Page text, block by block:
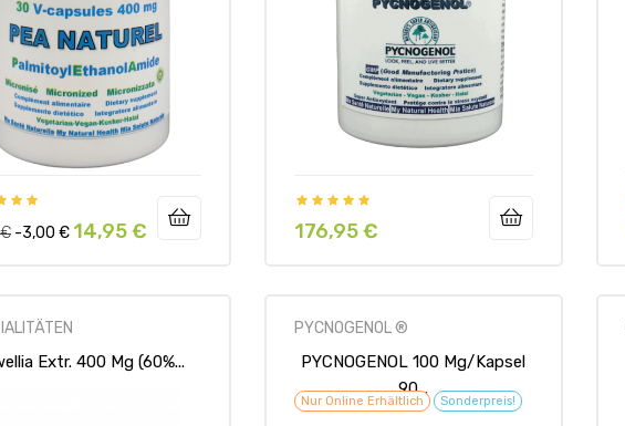
€ -3,00 € Preis
14,95 € Preis
176,95 €
Extr. 400 Mg (60%...
PYCNOGENOL ®
PYCNOGENOL 100 Mg/Kapsel
90...
Nur Online Erhältlich Sonderpreis!